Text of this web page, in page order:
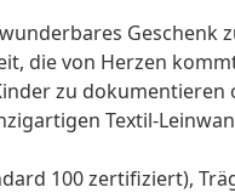
Geschenk
die von Herzen
zu
Textil-
100 zertifiziert),